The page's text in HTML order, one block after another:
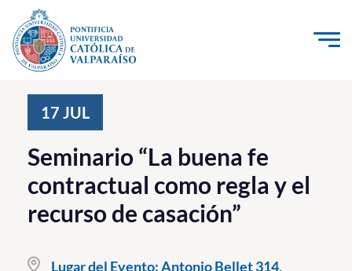
Click acá para ir directamente al contenido
Investigación, Creación e Innovación
PUCV Internacional
Vinculación con el Medio
17 JUL
Seminario “La buena fe
contractual como regla y el
recurso de casación”
Lugar del Evento:Antonio Bellet 314,